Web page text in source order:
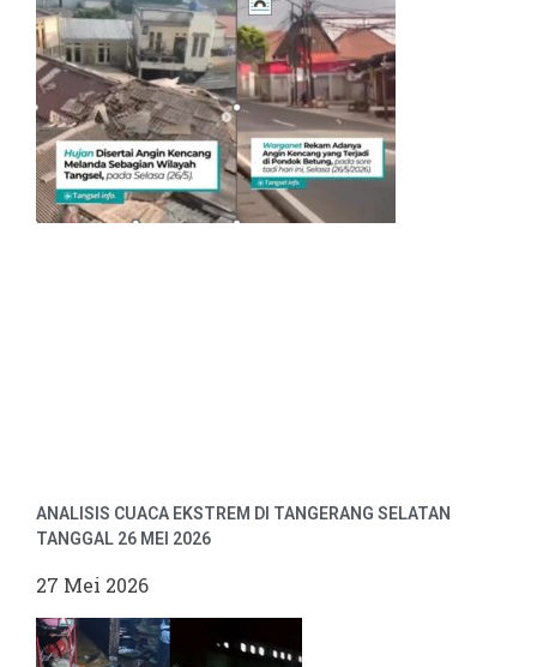
ANALISIS CUACA EKSTREM DI TANGERANG SELATAN
TANGGAL 26 MEI 2026
27 Mei 2026